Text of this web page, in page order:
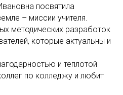
посвятила
– миссии учителя.
методических разработок
которые актуальны и
и теплотой
по колледжу и любит